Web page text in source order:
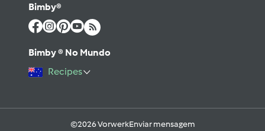
Bimby®
Bimby ® No Mundo
Recipes
©2026 VorwerkEnviar mensagem